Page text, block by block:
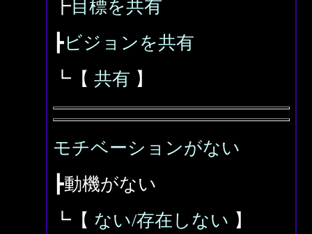
┣目標を共有
┣ビジョンを共有
┗【 共有 】
モチベーションがない
┣動機がない
┗【 ない/存在しない 】